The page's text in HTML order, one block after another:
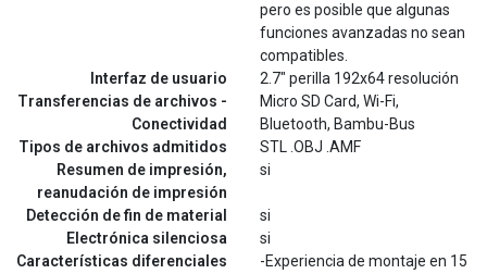
pero es posible que algunas
funciones avanzadas no sean
compatibles.
Interfaz de usuario
2.7" perilla 192x64 resolución
Transferencias de archivos -
Conectividad
Micro SD Card, Wi-Fi,
Bluetooth, Bambu-Bus
Tipos de archivos admitidos
STL .OBJ .AMF
Resumen de impresión,
reanudación de impresión
si
Detección de fin de material
si
Electrónica silenciosa
si
Características diferenciales
-Experiencia de montaje en 15